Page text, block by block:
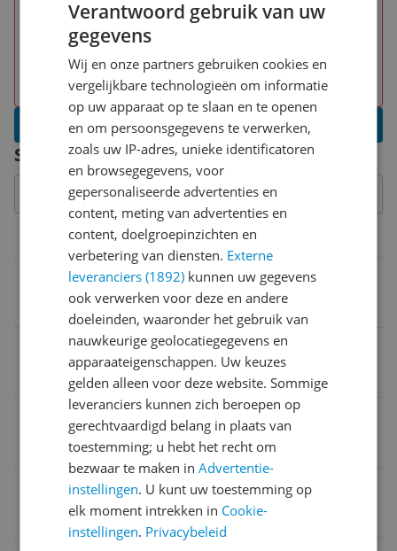
Specificaties
Belangrijkste kenmerken
Anti Calcium Filter
Vermogen
1.500 Hz
Roestvrijstaal
Handige functies
Meerdere temperatuurstanden
kan maken
Buitenkant toont niet hoeveel water erin zit
Plastic filter/zeefje wordt als minpunt ervaren
Schrijf een review
Verantwoord gebruik van uw
gegevens
Wij en onze partners gebruiken cookies en
vergelijkbare technologieën om informatie
op uw apparaat op te slaan en te openen
en om persoonsgegevens te verwerken,
zoals uw IP-adres, unieke identificatoren
en browsegegevens, voor
gepersonaliseerde advertenties en
content, meting van advertenties en
content, doelgroepinzichten en
verbetering van diensten. Externe
leveranciers (1892) kunnen uw gegevens
ook verwerken voor deze en andere
doeleinden, waaronder het gebruik van
nauwkeurige geolocatiegegevens en
apparaateigenschappen. Uw keuzes
gelden alleen voor deze website. Sommige
leveranciers kunnen zich beroepen op
gerechtvaardigd belang in plaats van
toestemming; u hebt het recht om
bezwaar te maken inAdvertentie-
instellingen. U kunt uw toestemming op
elk moment intrekken in Cookie-
instellingen. Privacybeleid